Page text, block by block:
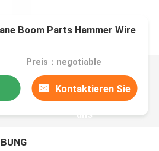
Boom Parts Hammer Wire
Preis：negotiable
Kontaktieren Sie
uns